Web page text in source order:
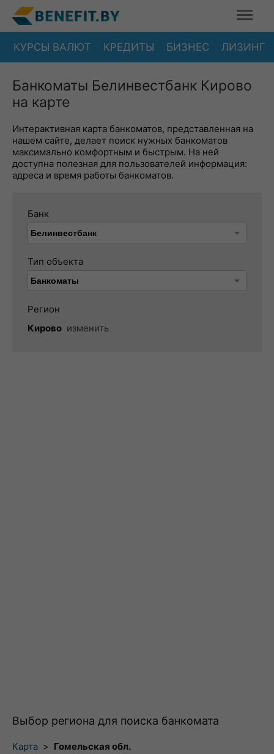
КУРСЫ ВАЛЮТ КРЕДИТЫ БИЗНЕС ЛИЗИНГ
Банкоматы Белинвестбанк Кирово
на карте
Интерактивная карта банкоматов, представленная на
нашем сайте, делает поиск нужных банкоматов
максимально комфортным и быстрым. На ней
доступна полезная для пользователей информация:
адреса и время работы банкоматов.
Банк
Тип объекта
Регион
Кирово изменить
Выбор региона для поиска банкомата
Карта > Гомельская обл.